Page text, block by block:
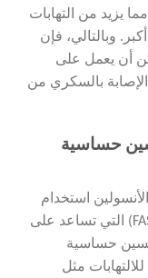
يزيد من التهابات
وبالتالي، فإن
أن يعمل على
بالسكري من
حساسية
استخدام
الأدوية المثبطة للأنزيم المشبع بالدهون (FASN) التي تساعد على
حساسية
مثل